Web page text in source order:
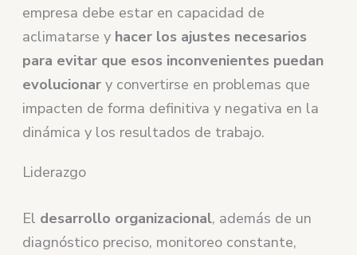
empresa debe estar en capacidad de
aclimatarse y hacer los ajustes necesarios
para evitar que esos inconvenientes puedan
evolucionar y convertirse en problemas que
impacten de forma definitiva y negativa en la
dinámica y los resultados de trabajo.
Liderazgo
El desarrollo organizacional, además de un
diagnóstico preciso, monitoreo constante,